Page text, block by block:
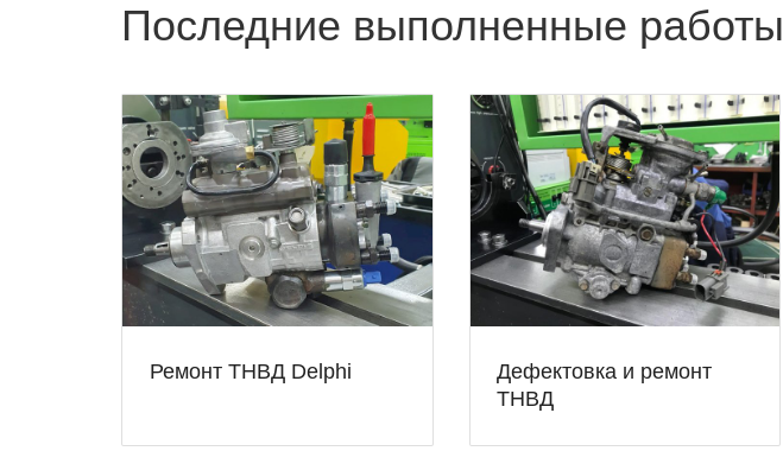
Последние выполненные работы
Ремонт ТНВД Delphi
Дефектовка и ремонт
ТНВД